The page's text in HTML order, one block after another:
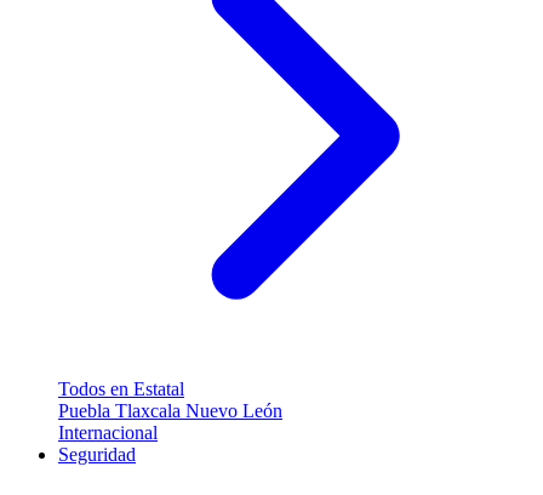
Todos en Estatal
Puebla Tlaxcala Nuevo León
Internacional
Seguridad